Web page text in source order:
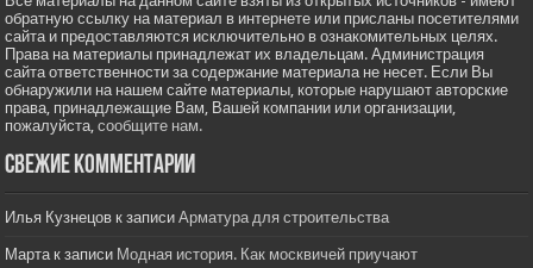
обратную ссылку на материал в интернете или присланы посетителями
сайта и предоставляются исключительно в ознакомительных целях.
Права на материалы принадлежат их владельцам. Администрация
сайта ответственности за содержание материала не несет. Если Вы
обнаружили на нашем сайте материалы, которые нарушают авторские
права, принадлежащие Вам, Вашей компании или организации,
пожалуйста,сообщите нам.
Свежие комментарии
Илья Кузнецов к записиАрматура для строительства
Марта к записи Модная история. Как москвичей приучают